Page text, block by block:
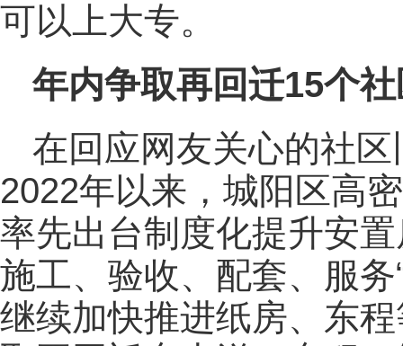
可以上大专。
年内争取再回迁15个
在回应网友关心的社
2022年以来，城阳区高
率先出台制度化提升安
施工、验收、配套、服
继续加快推进纸房、东